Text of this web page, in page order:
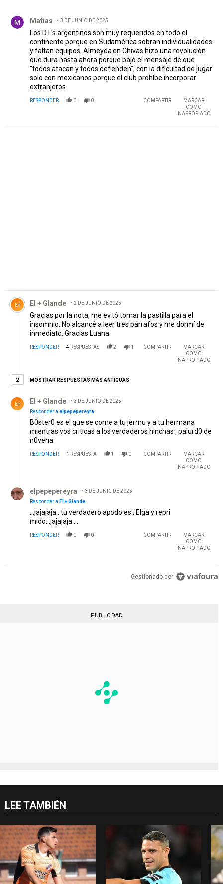
Matias 3 DE JUNIO DE 2025
Los DT's argentinos son muy requeridos en todo el
continente porque en Sudamérica sobran individualidades
y faltan equipos. Almeyda en Chivas hizo una revolución
que dura hasta ahora porque bajó el mensaje de que
"todos atacan y todos defienden", con la dificultad de jugar
solo con mexicanos porque el club prohíbe incorporar
extranjeros.
RESPONDER 0 0 COMPARTIR
MARCAR
COMO
INAPROPIADO
Comentario de El + Glande .
E+ El + Glande 2 DE JUNIO DE 2025
Gracias por la nota, me evitó tomar la pastilla para el
insomnio. No alcancé a leer tres párrafos y me dormí de
inmediato, Gracias Luana.
RESPONDER 4 RESPUESTAS 2 1 COMPARTIR
MARCAR
COMO
INAPROPIADO
22 respuestas más antiguas
MOSTRAR RESPUESTAS MÁS ANTIGUAS
E+ El + Glande
3 DE JUNIO DE 2025
Responder a elpepepereyra
B0ster0 es el que se come a tu jermu y a tu hermana
mientras vos criticas a los verdaderos hinchas , palurd0 de
n0vena.
RESPONDER 1 RESPUESTA 1 0 COMPARTIR
MARCAR
COMO
INAPROPIADO
elpepepereyra
3 DE JUNIO DE 2025
Responder a El + Glande
...jajajaja...tu verdadero apodo es : Elga y repri
mido...jajajaja....
RESPONDER 0 0 COMPARTIR
MARCAR
COMO
INAPROPIADO
Gestionado por
PUBLICIDAD
LEE TAMBIÉN